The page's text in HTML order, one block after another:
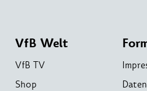
VfB Welt
VfB TV
Shop